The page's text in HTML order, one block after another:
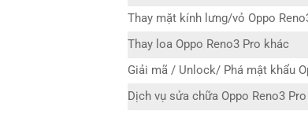
Thay mặt kính lưng/vỏ Oppo
Thay loa Oppo Reno3 Pro khác
Giải mã / Unlock/ Phá mật khẩu
Dịch vụ sửa chữa Oppo Reno3